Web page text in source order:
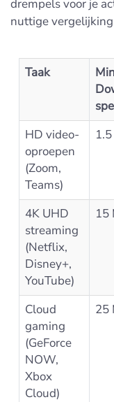
drempels voor je
nuttige
Taak
HD video-
oproepen
(Zoom,
Teams)
4K UHD
streaming
(Netflix,
Disney+,
YouTube)
15
Cloud
gaming
(GeForce
NOW,
Xbox
Cloud)
25